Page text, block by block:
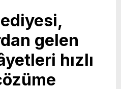
gelen
hızlı